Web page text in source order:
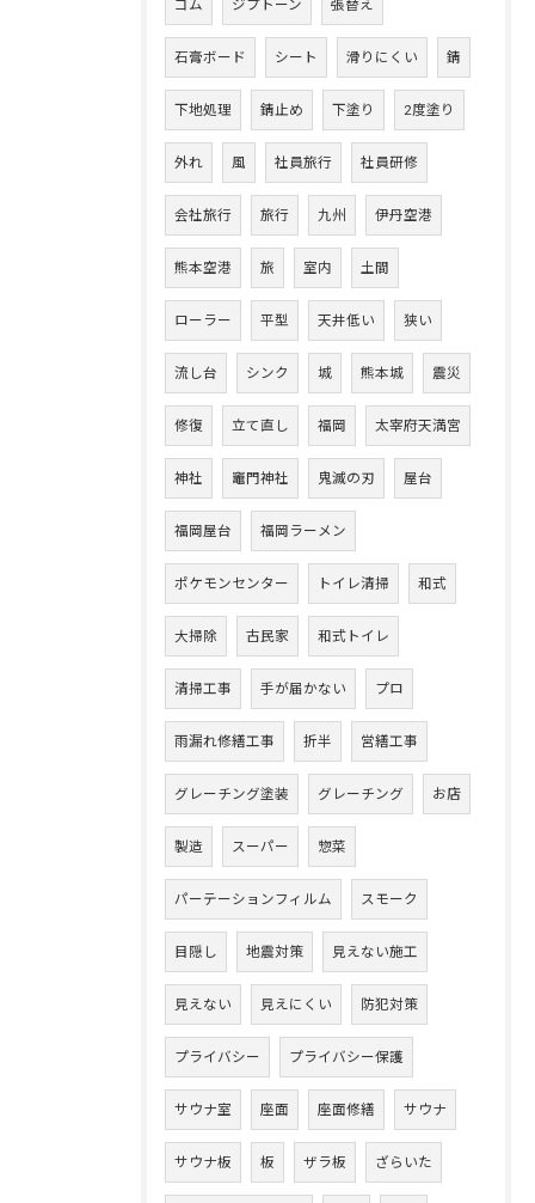
ゴム ジプトーン 張替え
石膏ボード シート 滑りにくい 錆
下地処理 錆止め 下塗り 2度塗り
外れ 風 社員旅行 社員研修
会社旅行 旅行 九州 伊丹空港
熊本空港 旅 室内 土間
ローラー 平型 天井低い 狭い
流し台 シンク 城 熊本城 震災
修復 立て直し 福岡 太宰府天満宮
神社 竈門神社 鬼滅の刃 屋台
福岡屋台 福岡ラーメン
ポケモンセンター トイレ清掃 和式
大掃除 古民家 和式トイレ
清掃工事 手が届かない プロ
雨漏れ修繕工事 折半 営繕工事
グレーチング塗装 グレーチング お店
製造 スーパー 惣菜
パーテーションフィルム スモーク
目隠し 地震対策 見えない施工
見えない 見えにくい 防犯対策
プライバシー プライバシー保護
サウナ室 座面 座面修繕 サウナ
サウナ板 板 ザラ板 ざらいた